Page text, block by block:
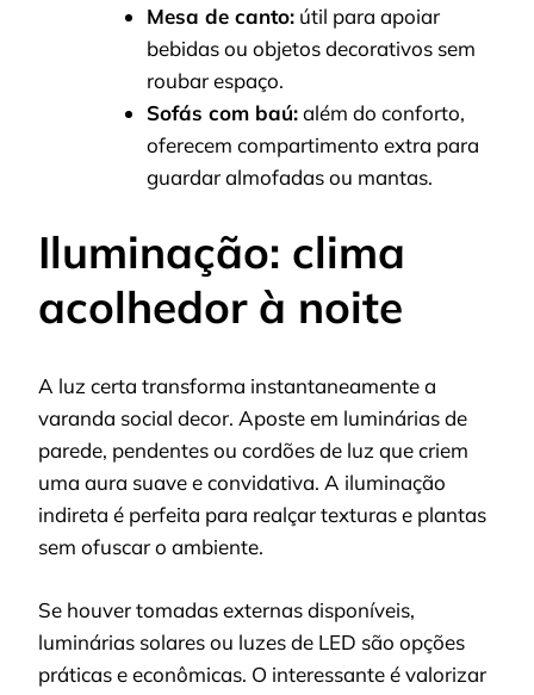
Mesa de canto: útil para apoiar
bebidas ou objetos decorativos sem
roubar espaço.
Sofás com baú:além do conforto,
oferecem compartimento extra para
guardar almofadas ou mantas.
Iluminação: clima
acolhedor à noite
A luz certa transforma instantaneamente a
varanda social decor. Aposte em luminárias de
parede, pendentes ou cordões de luz que criem
uma aura suave e convidativa. A iluminação
indireta é perfeita para realçar texturas e plantas
sem ofuscar o ambiente.
Se houver tomadas externas disponíveis,
luminárias solares ou luzes de LED são opções
práticas e econômicas. O interessante é valorizar